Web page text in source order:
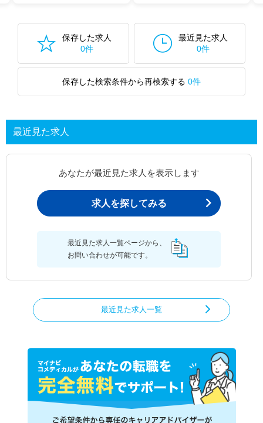
保存した求人
0件
最近見た求人
0件
保存した検索条件から再検索する 0件
最近見た求人
あなたが最近見た求人を表示します
求人を探してみる
最近見た求人一覧ページから、
お問い合わせが可能です。
最近見た求人一覧